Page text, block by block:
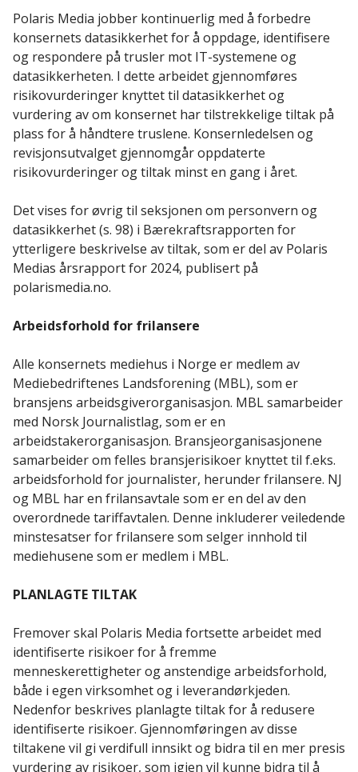
Polaris Media jobber kontinuerlig med å forbedre
konsernets datasikkerhet for å oppdage, identifisere
og respondere på trusler mot IT-systemene og
datasikkerheten. I dette arbeidet gjennomføres
risikovurderinger knyttet til datasikkerhet og
vurdering av om konsernet har tilstrekkelige tiltak på
plass for å håndtere truslene. Konsernledelsen og
revisjonsutvalget gjennomgår oppdaterte
risikovurderinger og tiltak minst en gang i året.
Det vises for øvrig til seksjonen om personvern og
datasikkerhet (s. 98) i Bærekraftsrapporten for
ytterligere beskrivelse av tiltak, som er del av Polaris
Medias årsrapport for 2024, publisert på
polarismedia.no.
Arbeidsforhold for frilansere
Alle konsernets mediehus i Norge er medlem av
Mediebedriftenes Landsforening (MBL), som er
bransjens arbeidsgiverorganisasjon. MBL samarbeider
med Norsk Journalistlag, som er en
arbeidstakerorganisasjon. Bransjeorganisasjonene
samarbeider om felles bransjerisikoer knyttet til f.eks.
arbeidsforhold for journalister, herunder frilansere. NJ
og MBL har en frilansavtale som er en del av den
overordnede tariffavtalen. Denne inkluderer veiledende
minstesatser for frilansere som selger innhold til
mediehusene som er medlem i MBL.
PLANLAGTE TILTAK
Fremover skal Polaris Media fortsette arbeidet med
identifiserte risikoer for å fremme
menneskerettigheter og anstendige arbeidsforhold,
både i egen virksomhet og i leverandørkjeden.
Nedenfor beskrives planlagte tiltak for å redusere
identifiserte risikoer. Gjennomføringen av disse
tiltakene vil gi verdifull innsikt og bidra til en mer presis
vurdering av risikoer, som igjen vil kunne bidra til å